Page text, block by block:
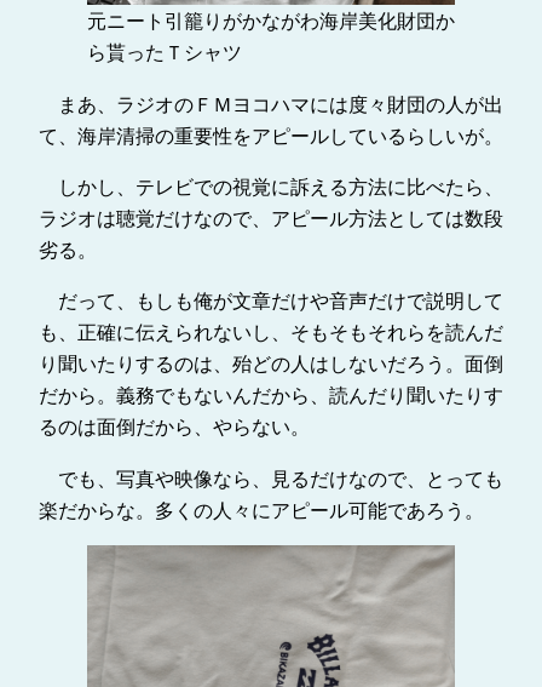
元ニート引籠りがかながわ海岸美化財団か
ら貰ったＴシャツ
まあ、ラジオのＦＭヨコハマには度々財団の人が出
て、海岸清掃の重要性をアピールしているらしいが。
しかし、テレビでの視覚に訴える方法に比べたら、
ラジオは聴覚だけなので、アピール方法としては数段
劣る。
だって、もしも俺が文章だけや音声だけで説明して
も、正確に伝えられないし、そもそもそれらを読んだ
り聞いたりするのは、殆どの人はしないだろう。面倒
だから。義務でもないんだから、読んだり聞いたりす
るのは面倒だから、やらない。
でも、写真や映像なら、見るだけなので、とっても
楽だからな。多くの人々にアピール可能であろう。